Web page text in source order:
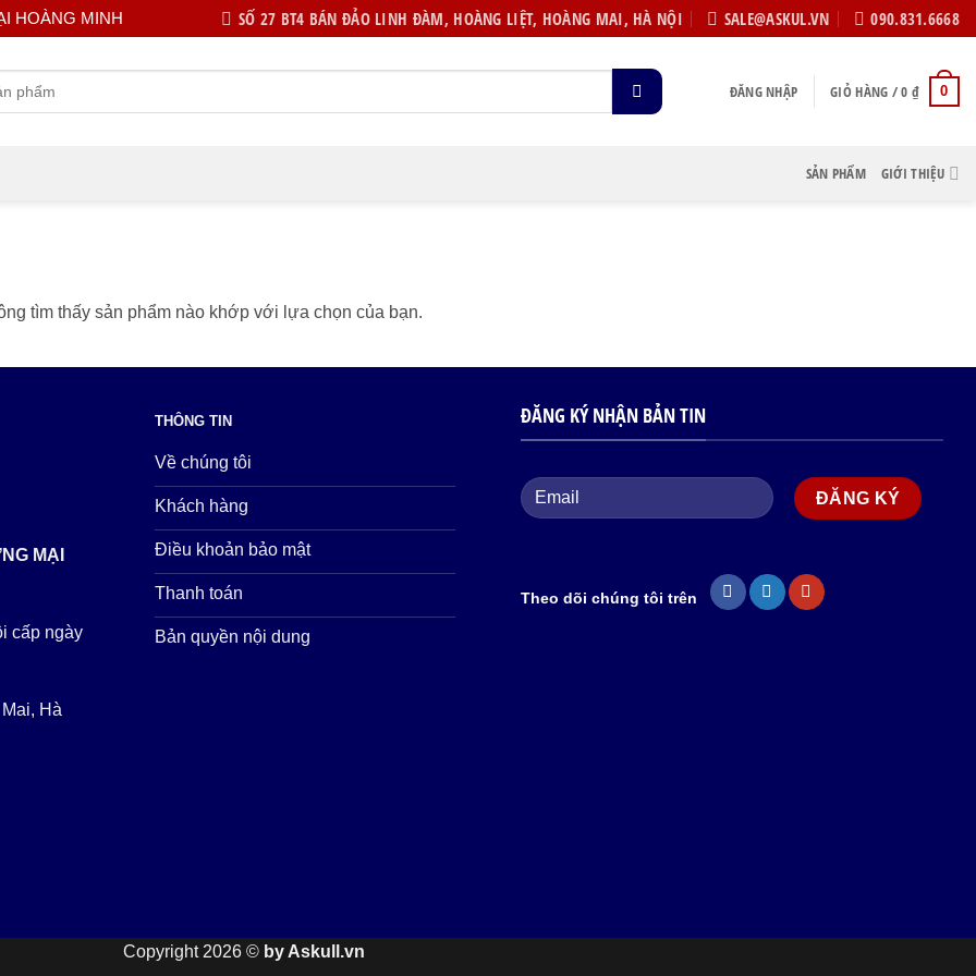
HOÀNG MINH SỐ 27 BT4 BÁN ĐẢO LINH ĐÀM, HOÀNG LIỆT, HOÀNG MAI, HÀ NỘI SALE@ASKUL.VN 090.831.6668
ĐĂNG NHẬP GIỎ HÀNG /0 ₫ 0
SẢN PHẨM GIỚI THIỆU
tìm thấy sản phẩm nào khớp với lựa chọn của bạn.
MẠI
cấp ngày
Hà
THÔNG TIN
Về chúng tôi
Khách hàng
Điều khoản bảo mật
Thanh toán
Bản quyền nội dung
ĐĂNG KÝ NHẬN BẢN TIN
Theo dõi chúng tôi trên
Copyright 2026 © by Askull.vn